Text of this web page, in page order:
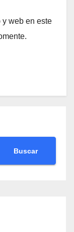
y web en este
Buscar